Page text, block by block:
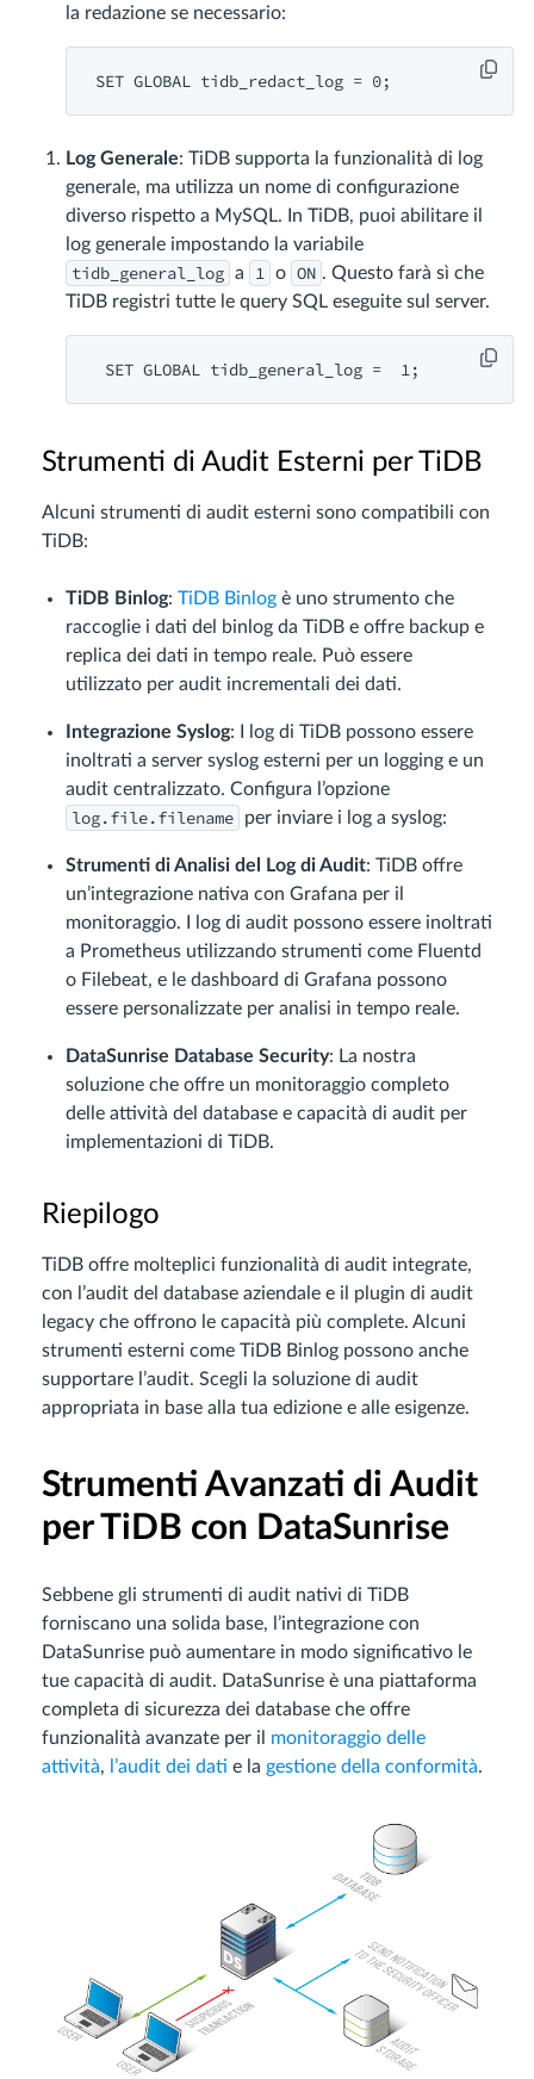
la redazione se necessario:
SET GLOBAL tidb_redact_log = 0
Log Generale: TiDB supporta la funzionalità di log
generale, ma utilizza un nome di configurazione
diverso rispetto a MySQL. In TiDB, puoi abilitare il
log generale impostando la variabile
tidb_general_log a 1 o ON . Questo farà sì che
TiDB registri tutte le query SQL eseguite sul server.
SET GLOBAL tidb_general_log =  1
Strumenti di Audit Esterni per TiDB
Alcuni strumenti di audit esterni sono compatibili con
TiDB:
TiDB Binlog: TiDB Binlog è uno strumento che
raccoglie i dati del binlog da TiDB e offre backup e
replica dei dati in tempo reale. Può essere
utilizzato per audit incrementali dei dati.
Integrazione Syslog: I log di TiDB possono essere
inoltrati a server syslog esterni per un logging e un
audit centralizzato. Configura l’opzione
log.file.filename per inviare i log a syslog:
Strumenti di Analisi del Log di Audit: TiDB offre
un’integrazione nativa con Grafana per il
monitoraggio. I log di audit possono essere inoltrati
a Prometheus utilizzando strumenti come Fluentd
o Filebeat, e le dashboard di Grafana possono
essere personalizzate per analisi in tempo reale.
DataSunrise Database Security: La nostra
soluzione che offre un monitoraggio completo
delle attività del database e capacità di audit per
implementazioni di TiDB.
Riepilogo
TiDB offre molteplici funzionalità di audit integrate,
con l’audit del database aziendale e il plugin di audit
legacy che offrono le capacità più complete. Alcuni
strumenti esterni come TiDB Binlog possono anche
supportare l’audit. Scegli la soluzione di audit
appropriata in base alla tua edizione e alle esigenze.
Strumenti Avanzati di Audit
per TiDB con DataSunrise
Sebbene gli strumenti di audit nativi di TiDB
forniscano una solida base, l’integrazione con
DataSunrise può aumentare in modo significativo le
tue capacità di audit. DataSunrise è una piattaforma
completa di sicurezza dei database che offre
funzionalità avanzate per il monitoraggio delle
attività, l’audit dei dati e la gestione della conformità.